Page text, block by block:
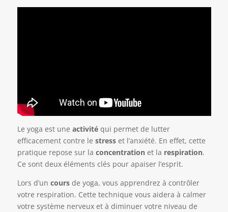
Le yoga est une activitéqui permet de lutter
efficacement contre le stresset l’anxiété. En effet, cette
pratique repose sur la concentration et la respiration.
Ce sont deux éléments clés pour apaiser l’esprit.
Lors d’un coursde yoga, vous apprendrez à contrôler
votre respiration. Cette technique vous aidera à calmer
votre système nerveux et à diminuer votre niveau de